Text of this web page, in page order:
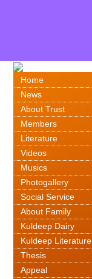
Home
News
About Trust
Members
Literature
Videos
Musics
Photogallery
Social Service
About Family
Kuldeep Dairy
Kuldeep Literature
Thesis
Appeal